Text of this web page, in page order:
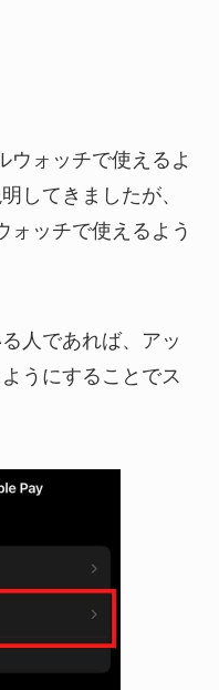
ウォッチで使えるよ
してきましたが、
ォッチで使えるよう
人であれば、アッ
うにすることでス